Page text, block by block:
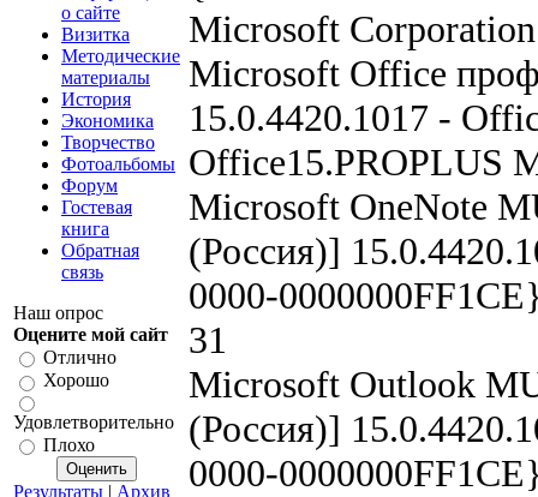
о сайте
Визитка
Методические
материалы
История
Экономика
Творчество
Фотоальбомы
Форум
Гостевая
книга
Обратная
связь
Наш опрос
Оцените мой сайт
Отлично
Хорошо
Удовлетворительно
Плохо
Результаты | Архив
Microsoft
Microsoft Office
15.0.4420.1017 -
Office15.PROPLUS
Microsoft OneNote
(Россия)]
0000-
31
Microsoft Outlook
(Россия)]
0000-